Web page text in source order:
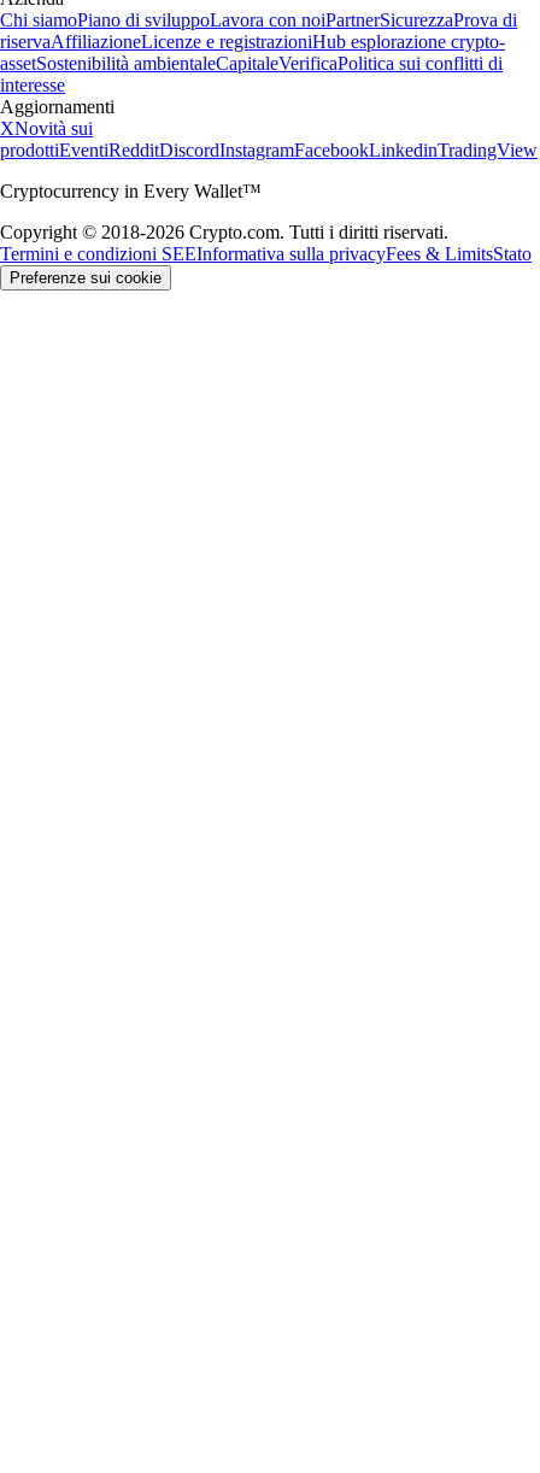
Chi siamoPiano di sviluppoLavora con noiPartnerSicurezzaProva di
riservaAffiliazioneLicenze e registrazioniHub esplorazione crypto-
assetSostenibilità ambientaleCapitaleVerificaPolitica sui conflitti di
interesse
Aggiornamenti
XNovità sui
prodottiEventiRedditDiscordInstagramFacebookLinkedinTradingView
Cryptocurrency in Every Wallet™
Copyright © 2018-2026 Crypto.com. Tutti i diritti riservati.
Termini e condizioni SEEInformativa sulla privacyFees & LimitsStato
Preferenze sui cookie